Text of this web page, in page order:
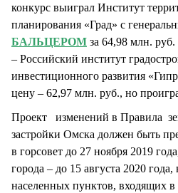
конкурс выиграл Институт
планирования «Град» с
БАЛЬЦЕРОМ за 64,98 млн.
– Российский институт
инвестиционного развития
цену – 62,97 млн. руб., но
Проект изменений в Правила
застройки Омска должен быть
в горсовет до 27 ноября 2019
города – до 15 августа 2020
населенных пунктов, входящих в